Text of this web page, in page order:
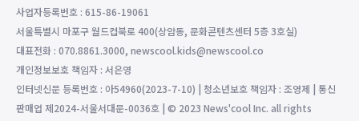
사업자등록번호 : 615-86-19061
서울특별시 마포구 월드컵북로 400(상암동, 문화콘텐츠센터 5층 3호실)
대표전화 : 070.8861.3000, newscool.kids@newscool.co
개인정보보호 책임자 : 서은영
인터넷신문 등록번호 : 아54960(2023-7-10) | 청소년보호 책임자 : 조영제 | 통신
판매업 제2024-서울서대문-0036호 | © 2023 News'cool Inc. all rights